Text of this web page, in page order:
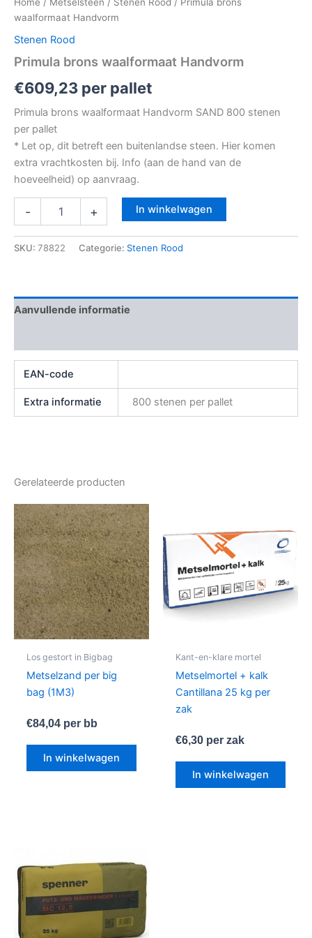
waalformaat Handvorm
Stenen Rood
Primula brons waalformaat Handvorm
€609,23 per pallet
Primula brons waalformaat Handvorm SAND 800 stenen
per pallet
* Let op, dit betreft een buitenlandse steen. Hier komen
extra vrachtkosten bij. Info (aan de hand van de
hoeveelheid) op aanvraag.
- + In winkelwagen
SKU: 78822 Categorie: Stenen Rood
Aanvullende informatie
EAN-code
Extra informatie 800 stenen per pallet
Gerelateerde producten
Los gestort in Bigbag
Metselzand per big
bag (1M3)
€84,04per bb
In winkelwagen
Kant-en-klare mortel
Metselmortel + kalk
Cantillana 25 kg per
zak
€6,30per zak
In winkelwagen